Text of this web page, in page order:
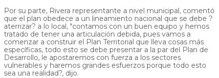
Por su parte, Rivera representante a nivel municipal, comentó
que el plan obedece a un lineamiento nacional que se debe ?
aterrizar? a lo local, "contamos con un buen equipo y hemos
tratado de tener una articulación debida, pues vamos a
comenzar a construir el Plan Territorial que lleva cosas más
específicas, todo esto se debe presentar a la par del Plan de
Desarrollo, le apostaremos con fuerza a los sectores
vulnerables y haremos grandes esfuerzos porque todo esto
sea una realidad?, dijo.